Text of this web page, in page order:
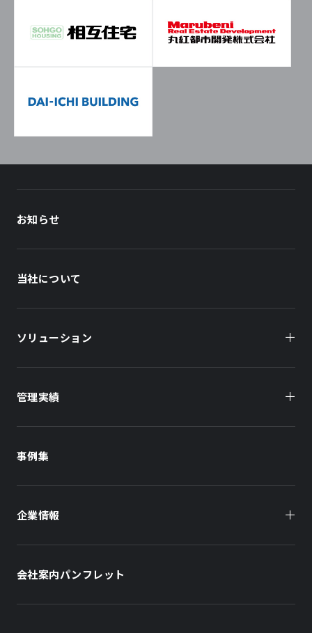
お知らせ
当社について
ソリューション
オーナー様向け
オフィスビル
住まい（社宅・賃貸住宅）
学校・教育施設
管理実績
住まい（賃貸住宅）
事例集
企業情報
会社案内パンフレット